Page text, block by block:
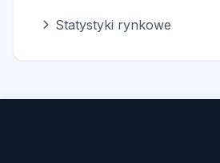
Statystyki rynkowe